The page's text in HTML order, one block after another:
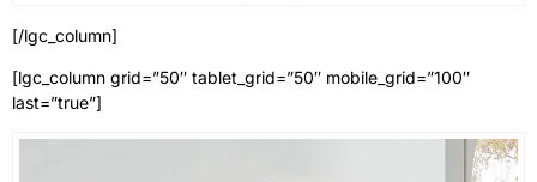
[/lgc_column]
[lgc_column grid=”50″ tablet_grid=”50″ mobile_grid=”100″
last=”true”]